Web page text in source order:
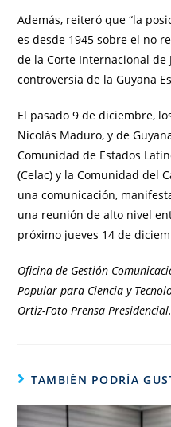
Además, reiteró que “la
es desde 1945 sobre el no
de la Corte Internacional
controversia de la Guyana
El pasado 9 de diciembre,
Nicolás Maduro, y de
Comunidad de Estados
(Celac) y la Comunidad del
una comunicación,
una reunión de alto nivel
próximo jueves 14 de
Oficina de Gestión
Popular para Ciencia y
Ortiz-Foto Prensa Presidencial.
TAMBIÉN PODRÍA